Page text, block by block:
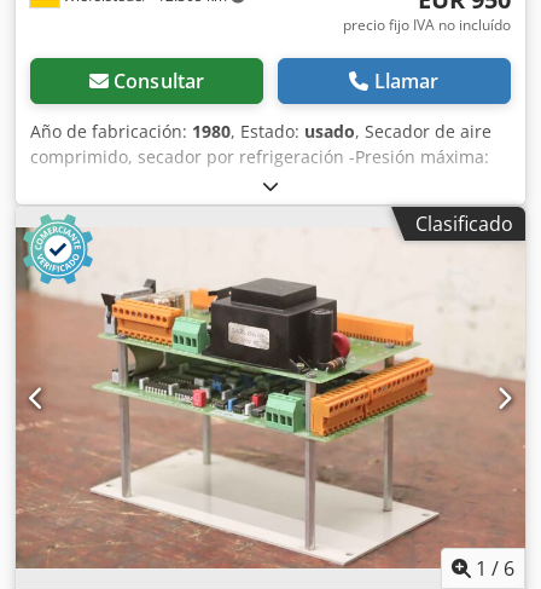
precio fijo IVA no incluído
Consultar Llamar
Año de fabricación: 1980, Estado: usado, Secador de aire
comprimido, secador por refrigeración -Presión máxima:
16 bares -Tensión de funcionamiento: 380 V -Dimensiones:
1050/950/A1770 mm Dcsdpfx Asckgivoirsk -Peso: 556 kg
Clasificado
1 / 6